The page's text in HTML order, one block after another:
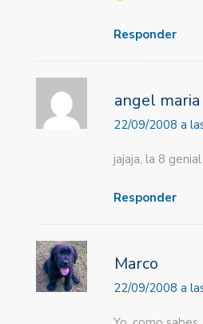
Responder
angel maria
22/09/2008 a
jajaja, la 8 genial
Responder
Marco
22/09/2008 a